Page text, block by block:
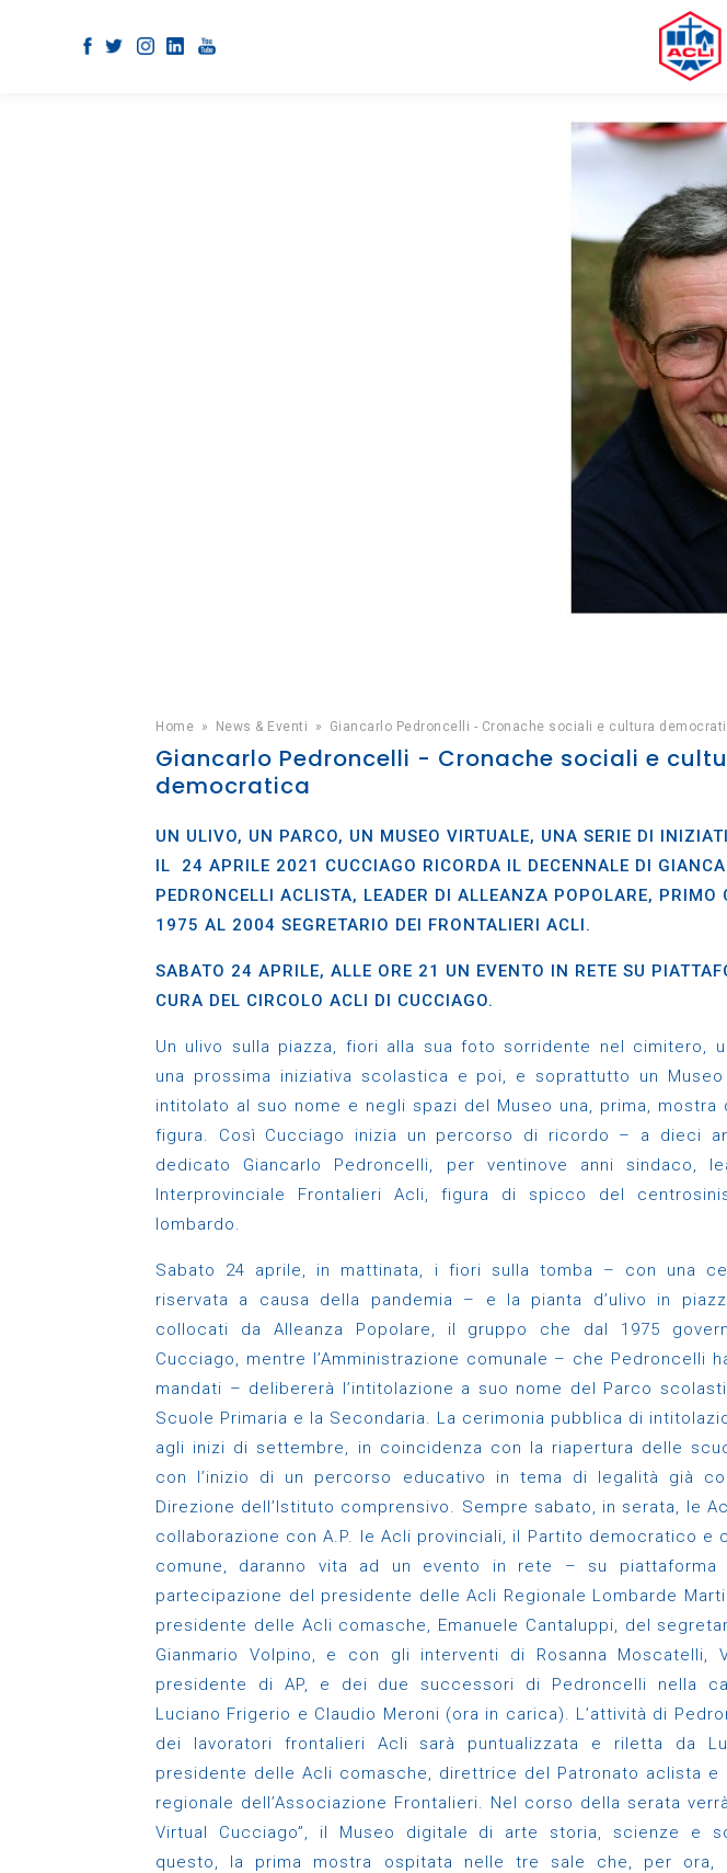
Home » News & Eventi » Giancarlo Pedroncelli - Cronache sociali e cultura
Giancarlo Pedroncelli - Cronache sociali e
democratica
UN ULIVO, UN PARCO, UN MUSEO VIRTUALE, UNA SERIE DI
IL 24 APRILE 2021 CUCCIAGO RICORDA IL DECENNALE DI
PEDRONCELLI ACLISTA, LEADER DI ALLEANZA POPOLARE, PRIMO
1975 AL 2004 SEGRETARIO DEI FRONTALIERI ACLI.
SABATO 24 APRILE, ALLE ORE 21 UN EVENTO IN RETE SU
CURA DEL CIRCOLO ACLI DI CUCCIAGO.
Un ulivo sulla piazza, fiori alla sua foto sorridente nel cimitero,
una prossima iniziativa scolastica e poi, e soprattutto un
intitolato al suo nome e negli spazi del Museo una, prima, mostra
figura. Così Cucciago inizia un percorso di ricordo – a dieci
dedicato Giancarlo Pedroncelli, per ventinove anni sindaco,
Interprovinciale Frontalieri Acli, figura di spicco del
lombardo.
Sabato 24 aprile, in mattinata, i fiori sulla tomba – con una
riservata a causa della pandemia – e la pianta d’ulivo in
collocati da Alleanza Popolare, il gruppo che dal 1975
Cucciago, mentre l’Amministrazione comunale – che Pedroncelli
mandati – delibererà l’intitolazione a suo nome del Parco
Scuole Primaria e la Secondaria. La cerimonia pubblica di
agli inizi di settembre, in coincidenza con la riapertura delle
con l’inizio di un percorso educativo in tema di legalità già
Direzione dell’Istituto comprensivo. Sempre sabato, in serata, le
collaborazione con A.P. le Acli provinciali, il Partito democratico e
comune, daranno vita ad un evento in rete – su
partecipazione del presidente delle Acli Regionale Lombarde
presidente delle Acli comasche, Emanuele Cantaluppi, del
Gianmario Volpino, e con gli interventi di Rosanna Moscatelli,
presidente di AP, e dei due successori di Pedroncelli nella
Luciano Frigerio e Claudio Meroni (ora in carica). L’attività di
dei lavoratori frontalieri Acli sarà puntualizzata e riletta da
presidente delle Acli comasche, direttrice del Patronato aclista e
regionale dell’Associazione Frontalieri. Nel corso della serata
Virtual Cucciago”, il Museo digitale di arte storia, scienze e
questo, la prima mostra ospitata nelle tre sale che, per ora,